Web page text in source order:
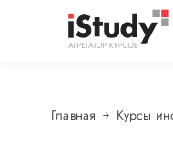
Главная Курсы